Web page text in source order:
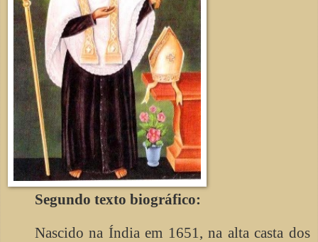
Segundo texto biográfico:
Nascido na Índia em 1651, na alta casta dos